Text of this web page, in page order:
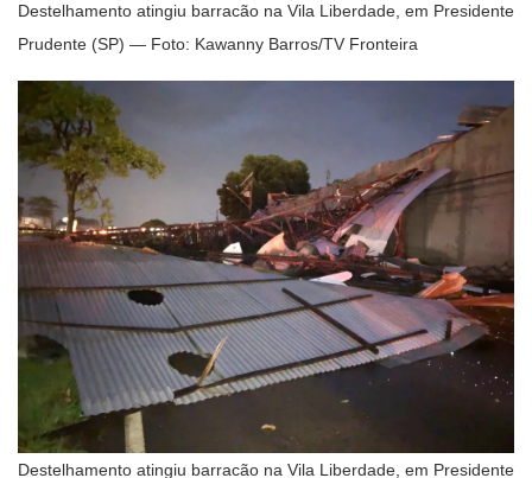
Destelhamento atingiu barracão na Vila Liberdade, em Presidente
Prudente (SP) — Foto: Kawanny Barros/TV Fronteira
Destelhamento atingiu barracão na Vila Liberdade, em Presidente